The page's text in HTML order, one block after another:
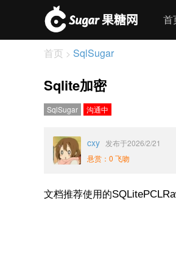
首
首页 > SqlSugar
Sqlite加密
SqlSugar 沟通中
cxy 发布于2026/2/21
悬赏：0 飞吻
文档推荐使用的